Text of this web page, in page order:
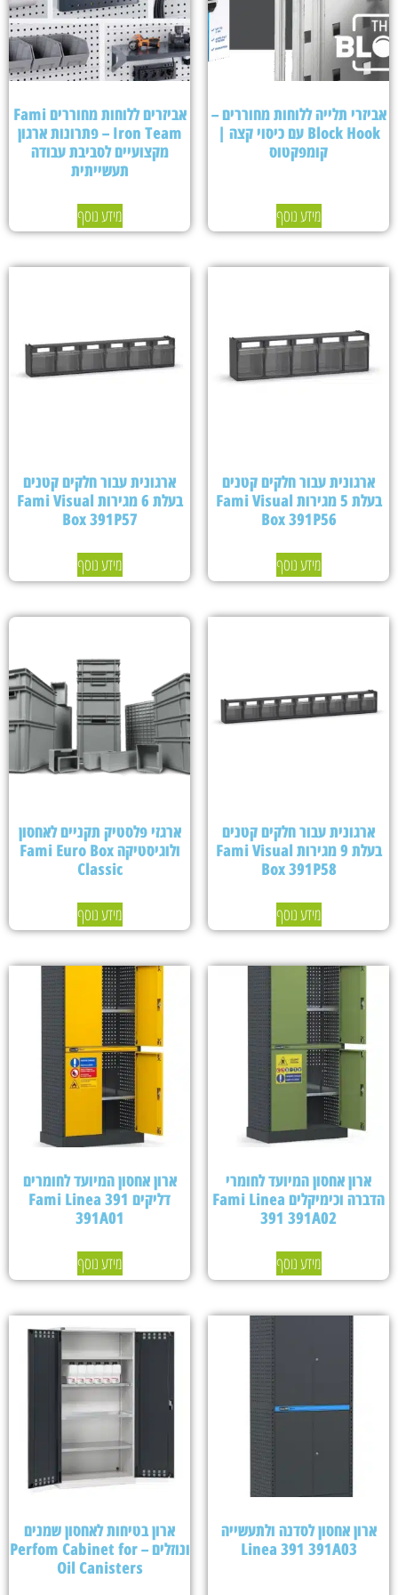
אביזרי תלייה ללוחות מחוררים –
Block Hook עם כיסוי קצה |
קומפקטוס
מידע נוסף
אביזרים ללוחות מחוררים Fami
Iron Team – פתרונות ארגון
מקצועיים לסביבת עבודה
תעשייתית
מידע נוסף
ארגונית עבור חלקים קטנים
בעלת 5 מגירות Fami Visual
Box 391P56
מידע נוסף
ארגונית עבור חלקים קטנים
בעלת 6 מגירות Fami Visual
Box 391P57
מידע נוסף
ארגונית עבור חלקים קטנים
בעלת 9 מגירות Fami Visual
Box 391P58
מידע נוסף
ארגזי פלסטיק תקניים לאחסון
ולוגיסטיקה Fami Euro Box
Classic
מידע נוסף
ארון אחסון המיועד לחומרי
הדברה וכימיקלים Fami Linea
391 391A02
מידע נוסף
ארון אחסון המיועד לחומרים
דליקים Fami Linea 391
391A01
מידע נוסף
ארון אחסון לסדנה ולתעשייה
Linea 391 391A03
ארון בטיחות לאחסון שמנים
ונוזלים – Perfom Cabinet for
Oil Canisters